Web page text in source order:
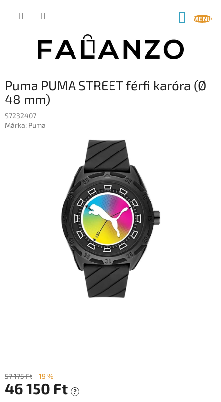
KOSÁR
Puma PUMA STREET férfi karóra (Ø
48 mm)
S7232407
Márka: Puma
57 175 Ft –19 %
46 150 Ft ?